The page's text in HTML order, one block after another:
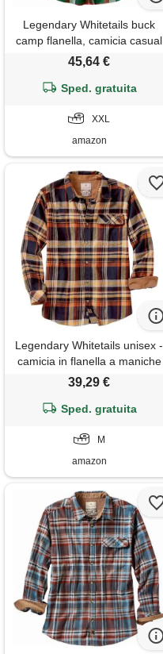
Legendary Whitetails buck
camp flanella, camicia casual
a maniche lunghe con bottoni,
alpine mountain, xx-large
45,64 €
Sped. gratuita
XXL
amazon
Legendary Whitetails unisex -
camicia in flanella a maniche
lunghe originale buck camp
per adulti - camicia con
bottoni sul davanti casual
in velluto a coste
39,29 €
Sped. gratuita
M
amazon